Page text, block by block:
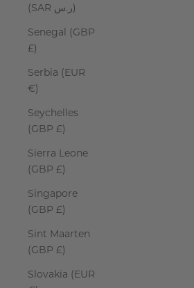
(SAR ر.س)
Senegal (GBP
£)
Serbia (EUR
€)
Seychelles
(GBP £)
Sierra Leone
(GBP £)
Singapore
(GBP £)
Sint Maarten
(GBP £)
Slovakia (EUR